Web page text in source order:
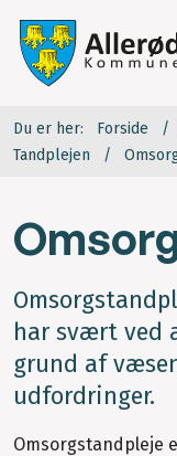
Du er her: Forside
Tandplejen
har svært ved
grund af
udfordringer.
Omsorgstandpleje